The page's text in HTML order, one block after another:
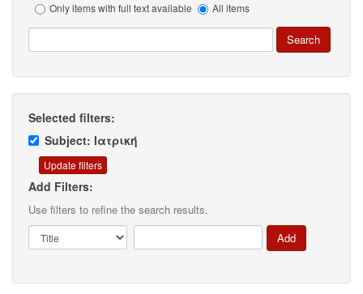
Only items with full text available All items
Selected filters:
Subject: Ιατρική
Add Filters:
Use filters to refine the search results.